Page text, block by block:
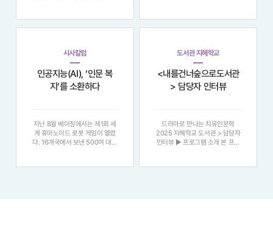
방향은 같았다 . 인간을 향해 있다.
하고 의식을 개화하는 노력이 필요
했다 . 1922 년 1 월 5 일 자 동아
시사칼럼
인공지능(AI), ‘인문 복
지’를 소환하다
지난 8월 베이징에서는 제1회 세
계 휴머노이드 로봇 게임이 열렸
다. 16개국에서 보낸 500여 대의
현 단계 휴머노이드의 발전을 과시
도서관 지혜학교
<내를건너숲으로도서관
> 담당자 인터뷰
드라마로 만나는 치유인문학
2025 지혜학교 도서관 > 담당자
인터뷰 ▶ 프로그램 소개 본 프로
대중성과 친근감이 넘치는 ‘ 드라